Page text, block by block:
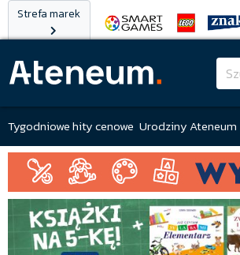
Strefa marek
Tygodniowe hity cenowe Urodziny Ateneum